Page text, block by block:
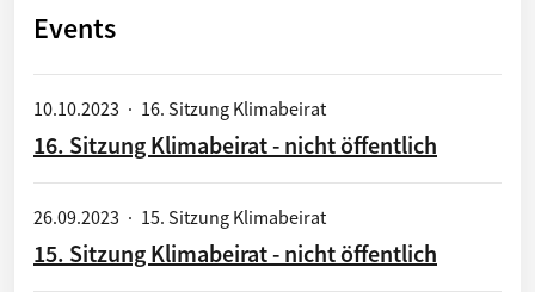
zu priorisieren.
Events
10.10.2023 · 16. Sitzung Klimabeirat
16. Sitzung Klimabeirat - nicht öffentlich
26.09.2023 · 15. Sitzung Klimabeirat
15. Sitzung Klimabeirat - nicht öffentlich